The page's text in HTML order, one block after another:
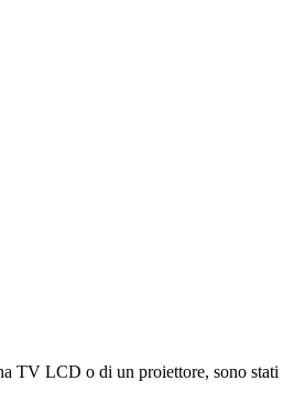
TV LCD o di un proiettore, sono stati